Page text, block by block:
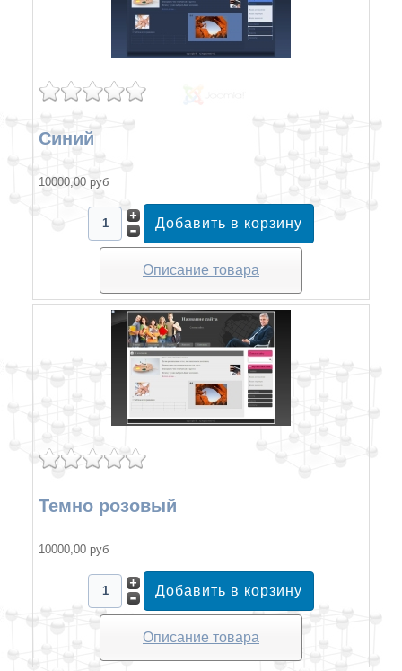
Синий
10000,00 руб
Описание товара
Темно розовый
10000,00 руб
Описание товара